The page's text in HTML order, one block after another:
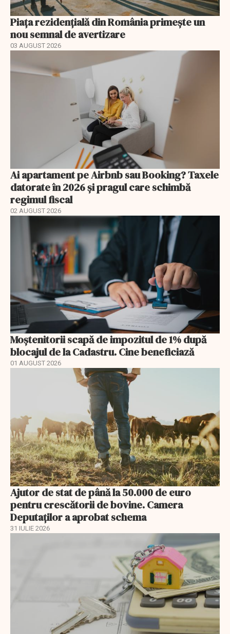
Piața rezidențială din România primește un
nou semnal de avertizare
03 AUGUST 2026
Ai apartament pe Airbnb sau Booking? Taxele
datorate în 2026 și pragul care schimbă
regimul fiscal
02 AUGUST 2026
Moștenitorii scapă de impozitul de 1% după
blocajul de la Cadastru. Cine beneficiază
01 AUGUST 2026
Ajutor de stat de până la 50.000 de euro
pentru crescătorii de bovine. Camera
Deputaților a aprobat schema
31 IULIE 2026